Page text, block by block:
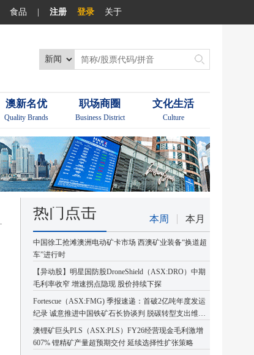
食品 注册 登录 关于
澳新名优
Quality Brands
职场商圈
Business District
文化生活
Culture
热门点击 本周 本月
中国徐工抢滩澳洲电动矿卡市场 西澳矿业装备“换道超
车”进行时
【异动股】明星国防股DroneShield（ASX:DRO）中期
毛利率收窄 增速拐点隐现 股价持续下探
Fortescue（ASX:FMG) 季报速递：首破2亿吨年度发运
纪录 诚意推进中国铁矿石长协谈判 脱碳转型支出维持
高位
澳锂矿巨头PLS（ASX:PLS）FY26经营现金毛利激增
607% 锂精矿产量超预期交付 延续选择性扩张策略